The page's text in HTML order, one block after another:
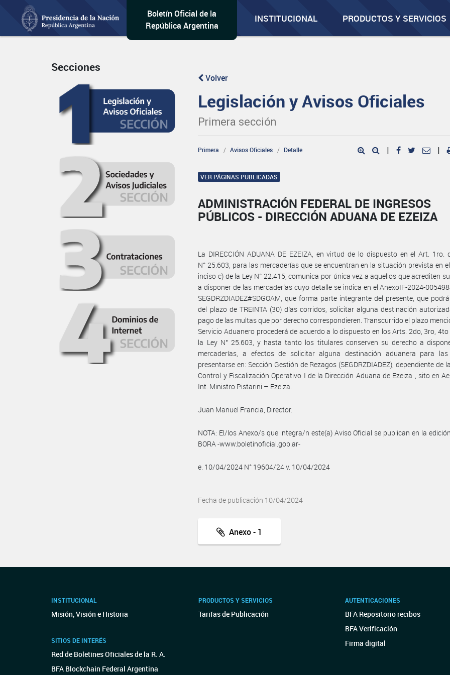
Boletín Oficial de la
República Argentina
INSTITUCIONAL PRODUCTOS Y SERVICIOS
Secciones
Volver
Legislación y Avisos Oficiales
Primera sección
Primera Avisos Oficiales Detalle | |
VER PÁGINAS PUBLICADAS
ADMINISTRACIÓN FEDERAL DE INGRESOS
PÚBLICOS - DIRECCIÓN ADUANA DE EZEIZA
La DIRECCIÓN ADUANA DE EZEIZA, en virtud de lo dispuesto en el Art. 1ro.
N° 25.603, para las mercaderías que se encuentran en la situación prevista en
inciso c) de la Ley N° 22.415, comunica por única vez a aquellos que acrediten
a disponer de las mercaderías cuyo detalle se indica en el AnexoIF-2024-
SEGDRZDIADEZ#SDGOAM, que forma parte integrante del presente, que
del plazo de TREINTA (30) días corridos, solicitar alguna destinación
pago de las multas que por derecho correspondieren. Transcurrido el plazo
Servicio Aduanero procederá de acuerdo a lo dispuesto en los Arts. 2do, 3ro,
la Ley N° 25.603, y hasta tanto los titulares conserven su derecho a
mercaderías, a efectos de solicitar alguna destinación aduanera para
presentarse en: Sección Gestión de Rezagos (SEGDRZDIADEZ), dependiente de
Control y Fiscalización Operativo I de la Dirección Aduana de Ezeiza , sito en
Int. Ministro Pistarini – Ezeiza.
Juan Manuel Francia, Director.
NOTA: El/los Anexo/s que integra/n este(a) Aviso Oficial se publican en la
BORA -www.boletinoficial.gob.ar-
e. 10/04/2024 N° 19604/24 v. 10/04/2024
Fecha de publicación 10/04/2024
Anexo - 1
INSTITUCIONAL
Misión, Visión e Historia
SITIOS DE INTERÉS
Red de Boletines Oficiales de la R. A.
BFA Blockchain Federal Argentina
PRODUCTOS Y SERVICIOS
Tarifas de Publicación
AUTENTICACIONES
BFA Repositorio recibos
BFA Verificación
Firma digital